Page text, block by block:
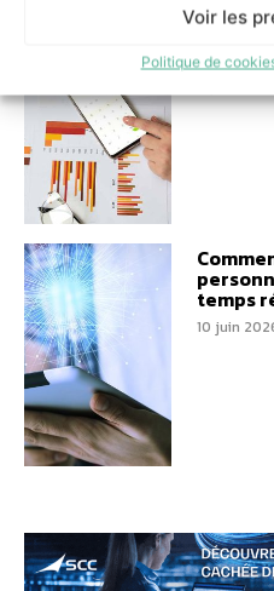
Voir les
Politique de
PKO
temps
10 juin